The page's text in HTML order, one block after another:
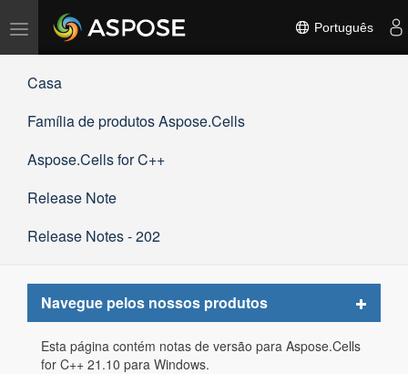
Alternar
navegação
Português
Casa
Família de produtos Aspose.Cells
Aspose.Cells for C++
Release Note
Release Notes - 202
Navegue pelos nossos produtos
Toggle
Esta página contém notas de versão para Aspose.Cells
for C++ 21.10 para Windows.